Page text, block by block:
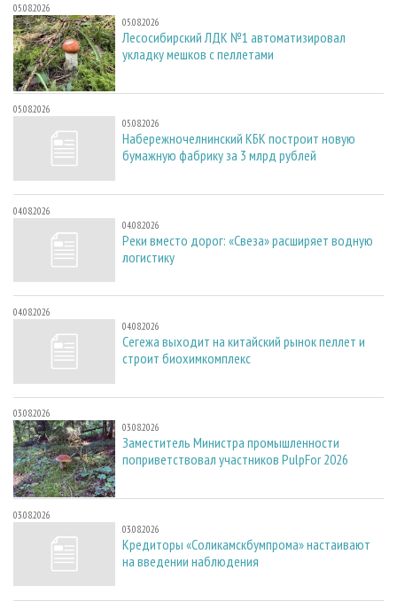
05.08.2026
05.08.2026
Лесосибирский ЛДК №1 автоматизировал
укладку мешков с пеллетами
05.08.2026
05.08.2026
Набережночелнинский КБК построит новую
бумажную фабрику за 3 млрд рублей
04.08.2026
04.08.2026
Реки вместо дорог: «Свеза» расширяет водную
логистику
04.08.2026
04.08.2026
Сегежа выходит на китайский рынок пеллет и
строит биохимкомплекс
03.08.2026
03.08.2026
Заместитель Министра промышленности
поприветствовал участников PulpFor 2026
03.08.2026
03.08.2026
Кредиторы «Соликамскбумпрома» настаивают
на введении наблюдения